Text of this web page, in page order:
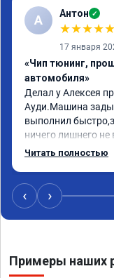
А Антон ✓
★★★★★
17 января
«Чип тюнинг,
автомобиля»
Делал у Алексея
Ауди.Машина
выполнил
ничего лишнего не
договаривались
поломки
Алексея как
Читать полностью
‹ ›
Примеры наших